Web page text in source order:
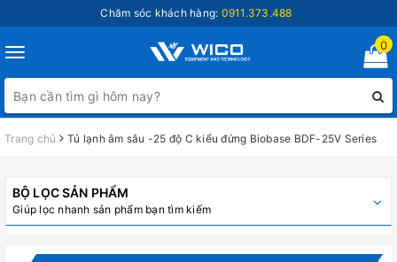
Chăm sóc khách hàng: 0911.373.488
Toggle
navigation
0
Trang chủ Tủ lạnh âm sâu -25 độ C kiểu đứng Biobase BDF-25V Series
BỘ LỌC SẢN PHẨM
Giúp lọc nhanh sản phẩm bạn tìm kiếm